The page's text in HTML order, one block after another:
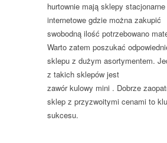
hurtownie mają sklepy
internetowe gdzie można zakupić
swobodną ilość potrzebowano
Warto zatem poszukać
sklepu z dużym asortymentem.
z takich sklepów jest
zawór kulowy mini . Dobrze
sklep z przyzwoitymi cenami to
sukcesu.